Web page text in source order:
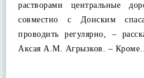
растворами центральные
совместно с Донским
проводить регулярно, –
Аксая А.М. Агрызков. –